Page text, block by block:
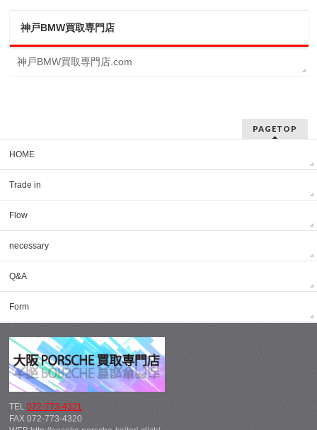
神戸BMW買取専門店
神戸BMW買取専門店.com
PAGETOP
HOME
Trade in
Flow
necessary
Q&A
Form
TEL072-773-4321
FAX 072-773-4320